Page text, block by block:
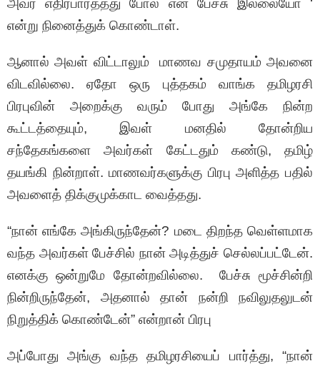
அவர் எதிர்பார்த்தது போல் என் பேச்சு இல்லையோ ‘
என்று நினைத்துக் கொண்டாள்.
ஆனால் அவள் விட்டாலும் மாணவ சமுதாயம் அவனை
விடவில்லை. ஏதோ ஒரு புத்தகம் வாங்க தமிழரசி
பிரபுவின் அறைக்கு வரும் போது அங்கே நின்ற
கூட்டத்தையும், இவள் மனதில் தோன்றிய
சந்தேகங்களை அவர்கள் கேட்டதும் கண்டு, தமிழ்
தயங்கி நின்றாள். மாணவர்களுக்கு பிரபு அளித்த பதில்
அவளைத் திக்குமுக்காட வைத்தது.
“நான் எங்கே அங்கிருந்தேன்? மடை திறந்த வெள்ளமாக
வந்த அவர்கள் பேச்சில் நான் அடித்துச் செல்லப்பட்டேன்.
எனக்கு ஒன்றுமே தோன்றவில்லை. பேச்சு மூச்சின்றி
நின்றிருந்தேன், அதனால் தான் நன்றி நவிலுதலுடன்
நிறுத்திக் கொண்டேன்” என்றான் பிரபு
அப்போது அங்கு வந்த தமிழரசியைப் பார்த்து, “நான்